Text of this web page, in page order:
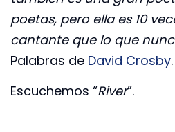
poetas, pero ella es 10
cantante que lo que
Palabras de David Crosby.
Escuchemos “River”.